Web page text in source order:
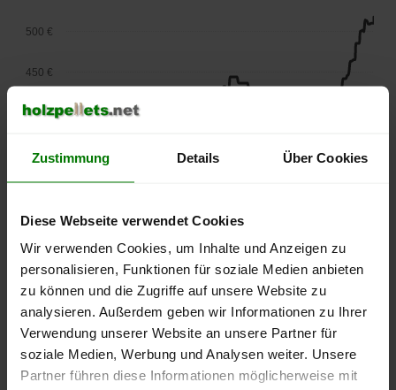
Zustimmung Details Über Cookies
Diese Webseite verwendet Cookies
Wir verwenden Cookies, um Inhalte und Anzeigen zu
personalisieren, Funktionen für soziale Medien anbieten
zu können und die Zugriffe auf unsere Website zu
analysieren. Außerdem geben wir Informationen zu Ihrer
Verwendung unserer Website an unsere Partner für
soziale Medien, Werbung und Analysen weiter. Unsere
Partner führen diese Informationen möglicherweise mit
lose Ware Sackware
September
Januar
Mai
350 €
400 €
450 €
500 €
Die aktuelle Preisentwicklung für Holzpellets in Deutschland
können Sie jederzeit auf unsererPelletspreise -Seite
nachvollziehen.